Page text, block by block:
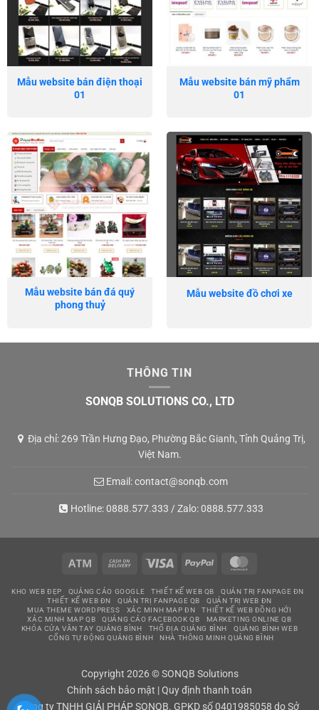
Mẫu website bán điện thoại
01
Mẫu website bán mỹ phẩm
01
Mẫu website bán đá quý
phong thuỷ
Mẫu website đồ chơi xe
THÔNG TIN
SONQB SOLUTIONS CO., LTD
Địa chỉ: 269 Trần Hưng Đạo, Phường Bắc Gianh, Tỉnh Quảng Trị,
Việt Nam.
Email:contact@sonqb.com
Hotline:0888.577.333 / Zalo:0888.577.333
Atm
Cash
Delivery
Visa PayPal
KHO WEB ĐẸP QUẢNG CÁO GOOGLE THIẾT KẾ WEB QB
QUẢN TRỊ FANPAGE ĐN
THIẾT KẾ WEB ĐN
QUẢN TRỊ FANPAGE QB
QUẢN TRỊ WEB ĐN
MUA THEME WORDPRESS
XÁC MINH MAP ĐN
THIẾT KẾ WEB ĐỒNG HỚI
XÁC MINH MAP QB
QUẢNG CÁO FACEBOOK QB
MARKETING ONLINE QB
KHÓA CỬA VÂN TAY QUẢNG BÌNH
THỔ ĐỊA QUẢNG BÌNH
QUẢNG BÌNH WEB
CỔNG TỰ ĐỘNG QUẢNG BÌNH
NHÀ THÔNG MINH QUẢNG BÌNH
Copyright 2026 © SONQB Solutions
Chính sách bảo mật |Quy định thanh toán
Công ty TNHH GIẢI PHÁP SONQB. GPKD số 0401985058 do Sở